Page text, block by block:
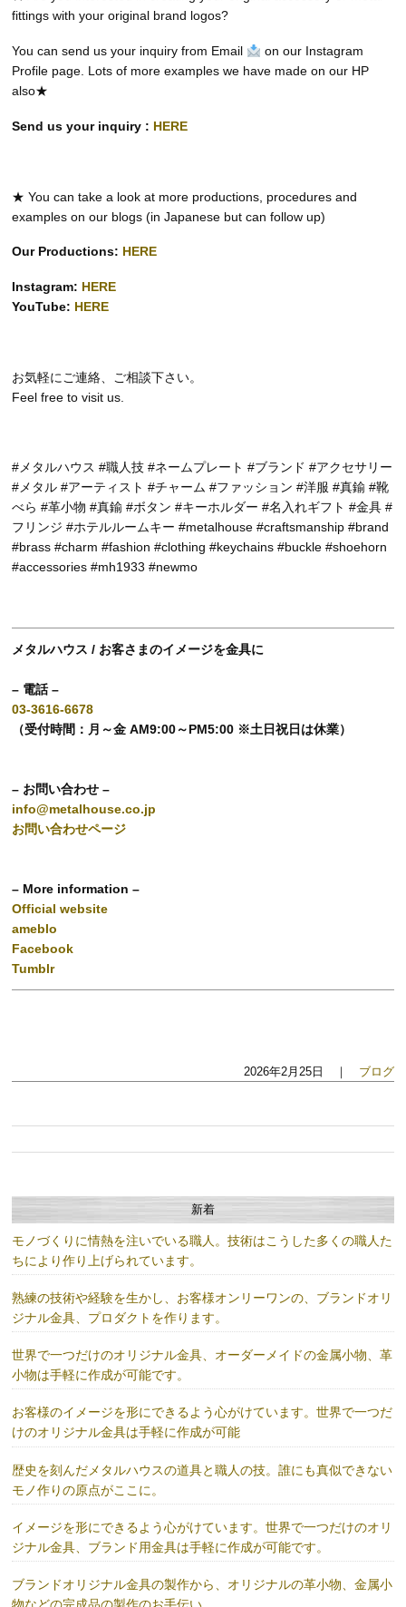
fittings with your original brand logos?
You can send us your inquiry from Email
on our Instagram
Profile page. Lots of more examples we have made on our HP
also★
Send us your inquiry : HERE
★ You can take a look at more productions, procedures and
examples on our blogs (in Japanese but can follow up)
Our Productions: HERE
Instagram: HERE
YouTube: HERE
お気軽にご連絡、ご相談下さい。
Feel free to visit us.
#メタルハウス #職人技 #ネームプレート #ブランド #アクセサリー
#メタル #アーティスト #チャーム #ファッション #洋服 #真鍮 #靴
べら #革小物 #真鍮 #ボタン #キーホルダー #名入れギフト #金具 #
フリンジ #ホテルルームキー #metalhouse #craftsmanship #brand
#brass #charm #fashion #clothing #keychains #buckle #shoehorn
#accessories #mh1933 #newmo
メタルハウス / お客さまのイメージを金具に
– 電話 –
03-3616-6678
（受付時間：月～金 AM9:00～PM5:00 ※土日祝日は休業）
– お問い合わせ –
info@metalhouse.co.jp
お問い合わせページ
– More information –
Official website
ameblo
Facebook
Tumblr
2026年2月25日 ｜ ブログ
新着
モノづくりに情熱を注いでいる職人。技術はこうした多くの職人た
ちにより作り上げられています。
熟練の技術や経験を生かし、お客様オンリーワンの、ブランドオリ
ジナル金具、プロダクトを作ります。
世界で一つだけのオリジナル金具、オーダーメイドの金属小物、革
小物は手軽に作成が可能です。
お客様のイメージを形にできるよう心がけています。世界で一つだ
けのオリジナル金具は手軽に作成が可能
歴史を刻んだメタルハウスの道具と職人の技。誰にも真似できない
モノ作りの原点がここに。
イメージを形にできるよう心がけています。世界で一つだけのオリ
ジナル金具、ブランド用金具は手軽に作成が可能です。
ブランドオリジナル金具の製作から、オリジナルの革小物、金属小